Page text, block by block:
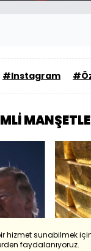
#Instagram
hizmet sunabilmek
faydalanıyoruz.